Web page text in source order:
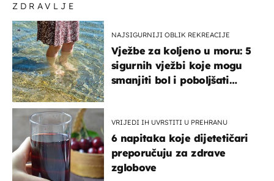
ZDRAVLJE
NAJSIGURNIJI OBLIK REKREACIJE
Vježbe za koljeno u moru: 5
sigurnih vježbi koje mogu
smanjiti bol i poboljšati
VRIJEDI IH UVRSTITI U PREHRANU
6 napitaka koje dijetetičari
preporučuju za zdrave
zglobove